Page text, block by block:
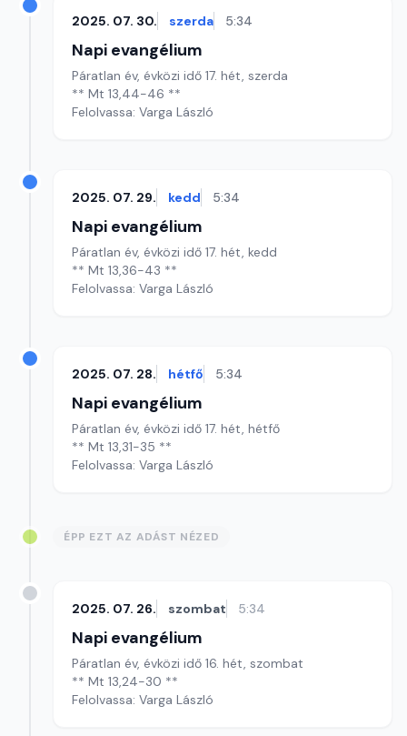
2025. 07. 30. szerda 5:34
Napi evangélium
Páratlan év, évközi idő 17. hét, szerda
** Mt 13,44-46 **
Felolvassa: Varga László
2025. 07. 29. kedd 5:34
Napi evangélium
Páratlan év, évközi idő 17. hét, kedd
** Mt 13,36-43 **
Felolvassa: Varga László
2025. 07. 28. hétfő 5:34
Napi evangélium
Páratlan év, évközi idő 17. hét, hétfő
** Mt 13,31-35 **
Felolvassa: Varga László
ÉPP EZT AZ ADÁST NÉZED
2025. 07. 26. szombat 5:34
Napi evangélium
Páratlan év, évközi idő 16. hét, szombat
** Mt 13,24-30 **
Felolvassa: Varga László